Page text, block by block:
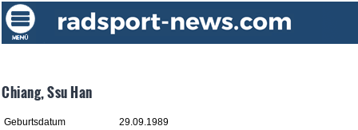
Chiang, Ssu Han
Geburtsdatum
29.09.1989